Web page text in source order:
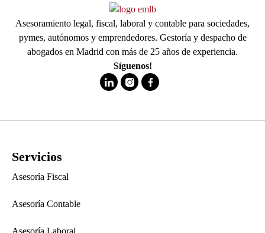
Asesoramiento legal, fiscal, laboral y contable para sociedades,
pymes, autónomos y emprendedores. Gestoría y despacho de
abogados en Madrid con más de 25 años de experiencia.
Síguenos!
Servicios
Asesoría Fiscal
Asesoría Contable
Asesoría Laboral